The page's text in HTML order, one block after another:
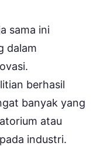
sama ini
dalam
berhasil
banyak yang
atau
industri.